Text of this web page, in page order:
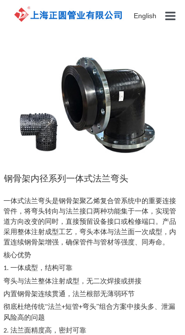
English
钢骨架内径系列一体式法兰弯头
一体式法兰弯头是钢骨架聚乙烯复合管系统中的重要连接
管件，将弯头转向与法兰接口两种功能集于一体，实现管
道方向改变的同时，直接预留设备接口或检修端口。产品
采用整体注射成型工艺，弯头本体与法兰面一次成型，内
置连续钢骨架增强，确保管件与管材等强度、同寿命。
核心优势
1.一体成型，结构可靠
弯头与法兰整体注射成型，无二次焊接或拼接
内置钢骨架连续贯通，法兰根部无薄弱环节
彻底杜绝传统“法兰+短管+弯头”组合方案中接头多、泄漏
风险高的问题
2.法兰面精度高，密封可靠